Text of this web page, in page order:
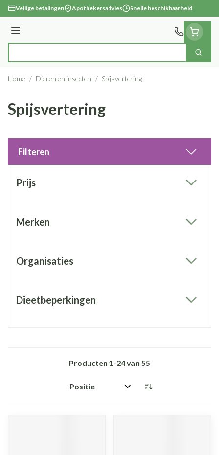
Ga naar de inhoud
Veilige betalingen Apothekersadvies Snelle beschikbaarheid
Menu
Zoek
Home / Dieren en insecten / Spijsvertering
Spijsvertering
Filteren
Prijs
Merken
Organisaties
Dieetbeperkingen
Producten 1-24van 55
Sorteer op: